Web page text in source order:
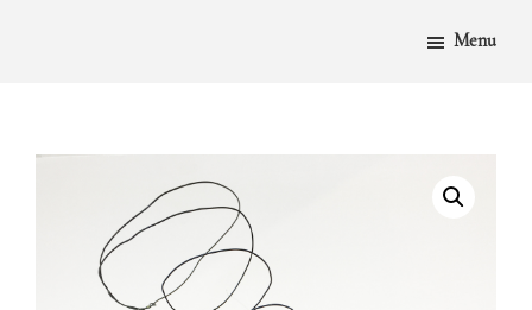
Menu